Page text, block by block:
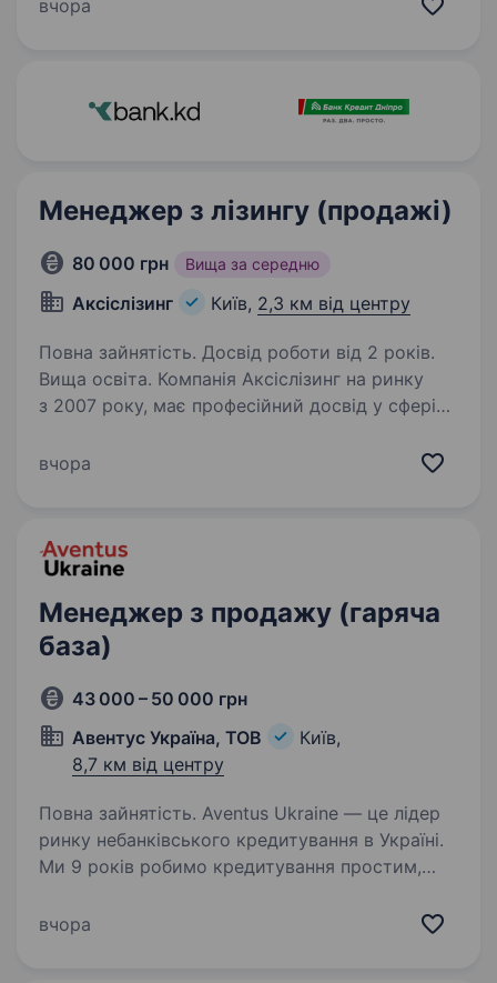
вчора
Менеджер з лізингу (продажі)
80 000 грн Вища за середню
Аксіслізинг Київ, 2,3 км від центру
Повна зайнятість. Досвід роботи від 2 років.
Вища освіта. Компанія Аксіслізинг на ринку
з 2007 року, має професійний досвід у сфері
Ми активно розвиваємося та зростаємо.
вчора
Менеджер з продажу (гаряча
база)
43 000 – 50 000 грн
Авентус Україна, ТОВ
Київ,
8,7 км від центру
Повна зайнятість. Aventus Ukraine — це лідер
ринку небанківського кредитування в Україні.
Ми 9 років робимо кредитування простим,
ми: здобули 1 місце у FinAwards 2026
вчора